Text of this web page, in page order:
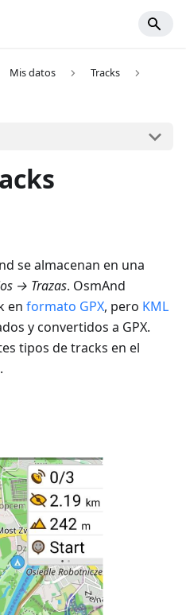
Mis datos
Tracks
se almacenan en una
→ Trazas. OsmAnd
en formato GPX, pero KML
y convertidos a GPX.
tipos de tracks en el
.